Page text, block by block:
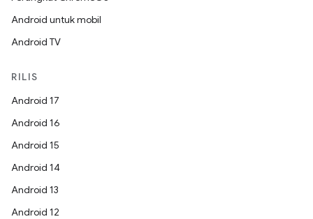
Android untuk mobil
Android TV
RILIS
Android 17
Android 16
Android 15
Android 14
Android 13
Android 12